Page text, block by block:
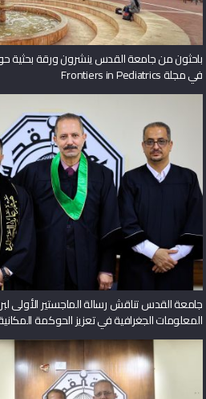
باحثون من جامعة القدس ينشرون ورقة بحثية
في مجلة Frontiers in Pediatrics
جامعة القدس تناقش رسالة الماجستير الأولى
المعلومات الجغرافية في تعزيز الحوكمة